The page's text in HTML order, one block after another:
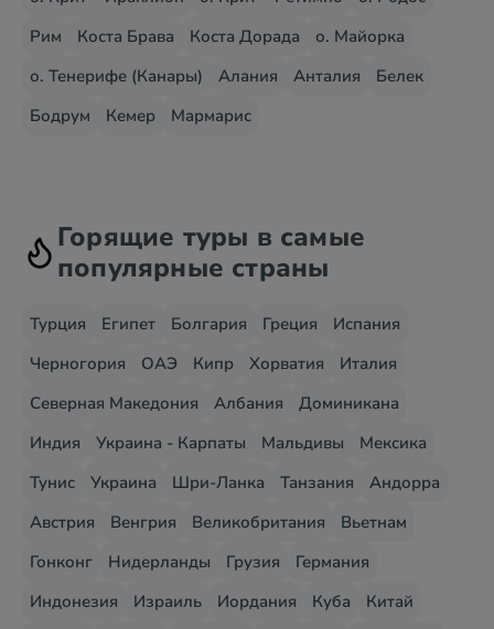
Рим
Коста Брава Коста Дорада
о. Майорка
о. Тенерифе (Канары)
Алания Анталия
Белек
Бодрум
Кемер Мармарис
Горящие туры в самые
популярные страны
Турция Египет Болгария Греция
Испания
Черногория
ОАЭ Кипр Хорватия
Италия
Северная Македония
Албания
Доминикана
Индия
Украина - Карпаты Мальдивы
Мексика
Тунис
Украина Шри-Ланка Танзания
Андорра
Австрия
Венгрия Великобритания
Вьетнам
Гонконг
Нидерланды Грузия
Германия
Индонезия
Израиль Иордания Куба
Китай